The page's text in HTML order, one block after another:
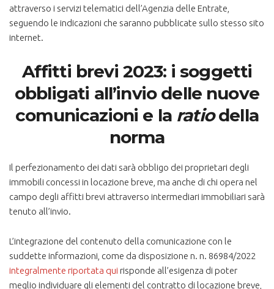
attraverso i servizi telematici dell’Agenzia delle Entrate,
seguendo le indicazioni che saranno pubblicate sullo stesso sito
internet.
Affitti brevi 2023: i soggetti
obbligati all’invio delle nuove
comunicazioni e la ratiodella
norma
Il perfezionamento dei dati sarà obbligo dei proprietari degli
immobili concessi in locazione breve, ma anche di chi opera nel
campo degli affitti brevi attraverso intermediari immobiliari sarà
tenuto all’invio.
L’integrazione del contenuto della comunicazione con le
suddette informazioni, come da disposizione n. n. 86984/2022
integralmente riportata qui risponde all’esigenza di poter
meglio individuare gli elementi del contratto di locazione breve,